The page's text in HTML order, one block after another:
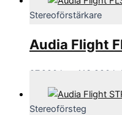
Stereoförstärkare
Audia Flight
87,990 kr 113,990 kr
Stereoförsteg